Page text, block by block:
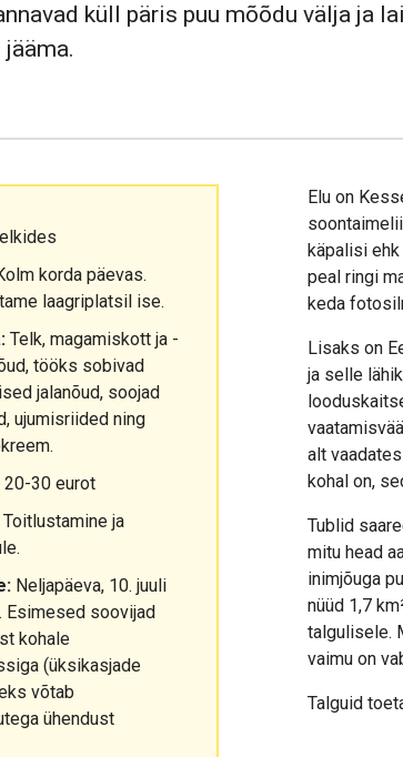
küll päris puu mõõdu välja ja
jääma.
korda päevas.
laagriplatsil ise.
Telk, magamiskott ja -
tööks sobivad
jalanõud, soojad
ujumisriided ning
20-30 eurot
Toitlustamine ja
Neljapäeva, 10. juuli
Esimesed soovijad
kohale
(üksikasjade
võtab
ühendust
Elu on
käpalisi
peal ringi
keda
Lisaks on
ja selle
alt
kohal on,
Tublid
mitu head
inimjõuga
nüüd 1,7
talgulisele.
vaimu on
Talguid